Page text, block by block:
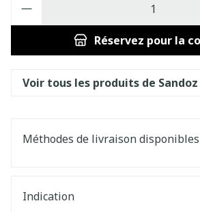
Réservez pour la
Voir tous les produits de Sandoz
Méthodes de livraison disponibles
Indication